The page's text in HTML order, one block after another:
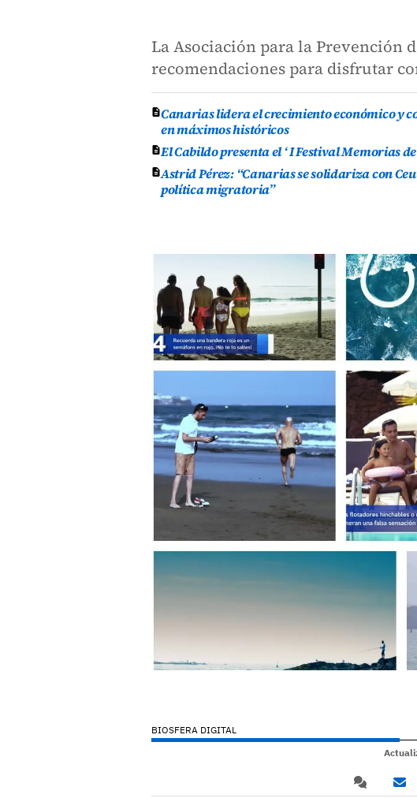
La Asociación para la Prevención
recomendaciones para disfrutar
Canarias lidera el crecimiento económico y
en máximos históricos
El Cabildo presenta el ‘ I Festival Memorias
Astrid Pérez: “Canarias se solidariza con
política migratoria”
BIOSFERA DIGITAL